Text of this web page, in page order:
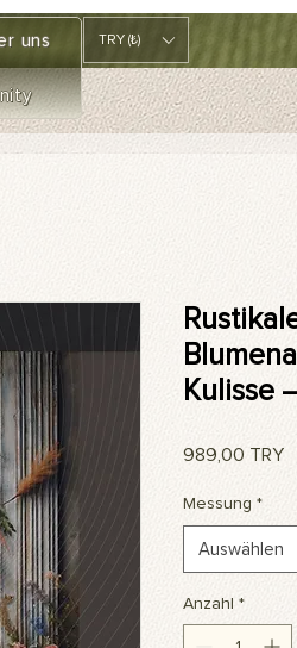
uns TRY (₺)
Kulisse
989,00 TRY
Messung *
Auswählen
Anzahl *